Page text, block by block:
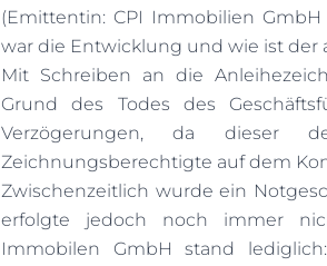
(Emittentin: CPI Immobilien
war die Entwicklung und wie ist der
Mit Schreiben an die
Grund des Todes des
Verzögerungen, da dieser
Zeichnungsberechtigte auf dem
Zwischenzeitlich wurde ein
erfolgte jedoch noch immer
Immobilen GmbH stand lediglich: